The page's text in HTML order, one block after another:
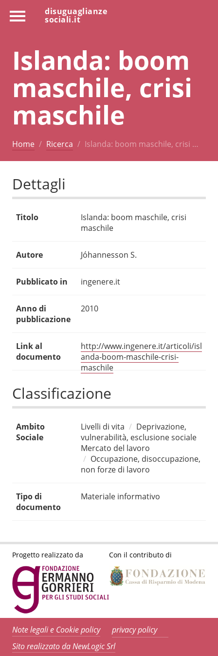
disuguaglianze
sociali.it
Islanda: boom
maschile, crisi
maschile
Home Ricerca Islanda: boom maschile, crisi …
Dettagli
Titolo
Islanda: boom maschile, crisi
maschile
Autore Jóhannesson S.
Pubblicato in ingenere.it
Anno di
pubblicazione
2010
Link al
documento
http://www.ingenere.it/articoli/isl
anda-boom-maschile-crisi-
maschile
Classificazione
Ambito
Sociale
Livelli di vita
Deprivazione,
vulnerabilità, esclusione sociale
Mercato del lavoro
Occupazione, disoccupazione,
non forze di lavoro
Tipo di
documento
Materiale informativo
Progetto realizzato da Con il contributo di
Note legali e Cookie policy
privacy policy
Sito realizzato da NewLogic Srl